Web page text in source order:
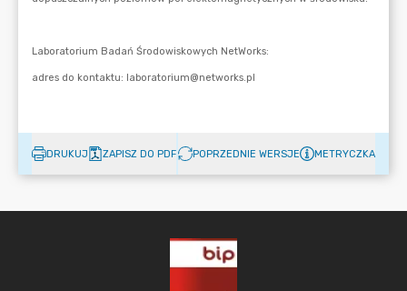
DRUKUJ ZAPISZ DO PDF POPRZEDNIE WERSJE METRYCZKA